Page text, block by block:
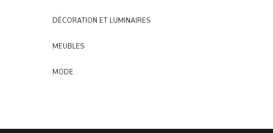
DÉCORATION ET LUMINAIRES
MEUBLES
MODE